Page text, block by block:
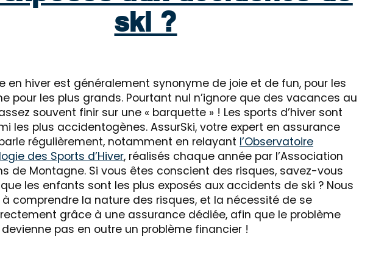
ski ?
en hiver est généralement synonyme de joie et de fun, pour les
pour les plus grands. Pourtant nul n’ignore que des vacances au
souvent finir sur une « barquette » ! Les sports d’hiver sont
les plus accidentogènes. AssurSki, votre expert en assurance
régulièrement, notamment en relayant l’Observatoire
des Sports d’Hiver, réalisés chaque année par l’Association
de Montagne. Si vous êtes conscient des risques, savez-vous
les enfants sont les plus exposés aux accidents de ski ? Nous
comprendre la nature des risques, et la nécessité de se
grâce à une assurance dédiée, afin que le problème
pas en outre un problème financier !